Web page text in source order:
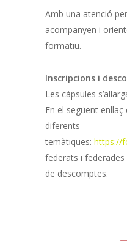
Amb una atenció
acompanyen i
formatiu.
Inscripcions i
Les càpsules
En el següent enllaç
diferents
temàtiques: https://
federats i
de descomptes.